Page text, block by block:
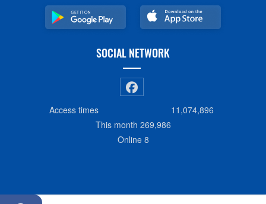
SOCIAL NETWORK
Access times
This month 269,986